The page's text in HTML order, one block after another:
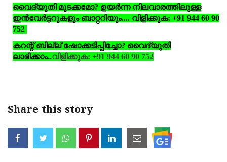
വൈദ്യുതി മുടക്കമോ? ഉയര്‍ന്ന നിലവാരത്തിലുള്ള
ഇന്‍വേര്‍ട്ടറുകളും ബാറ്ററിയും.... വിളിക്കുക: +91 944 60 90
752
കറന്റ് ബില്ല് ഷോക്കടിപ്പിച്ചോ? വൈദ്യുതി
ലാഭിക്കാം..വിളിക്കുക: +91 944 60 90 752
Share this story